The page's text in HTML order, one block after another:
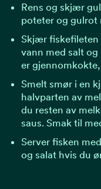
Rens og skjær
poteter og gulrot
Skjær fiskefileten
vann med salt
er
Smelt smør i en
halvparten av
du resten av
saus. Smak til
Server fisken
og salat hvis du